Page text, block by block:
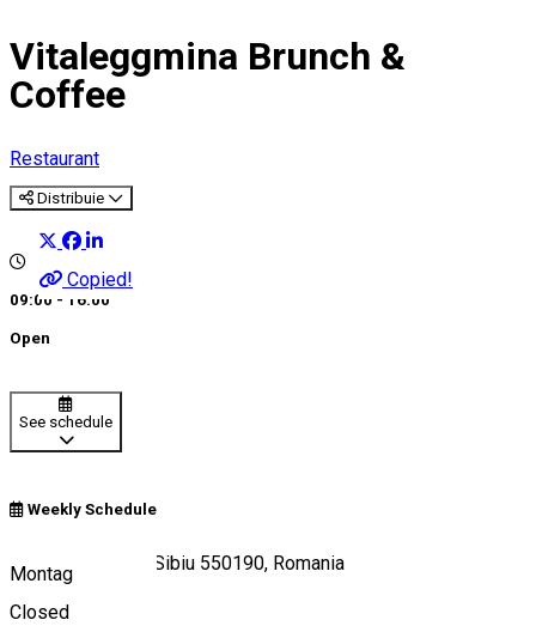
Vitaleggmina Brunch &
Coffee
Restaurant
Distribuie
Copied!
09:00 - 16:00
Open
See schedule
Weekly Schedule
Montag
Closed
Strada Azilului 2, Sibiu 550190, Romania